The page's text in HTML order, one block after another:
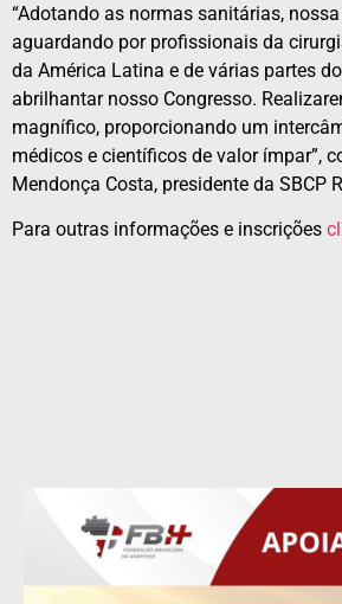
“Adotando as normas sanitárias,
aguardando por profissionais da
da América Latina e de várias partes
abrilhantar nosso Congresso.
magnífico, proporcionando um
médicos e científicos de valor ímpar”,
Mendonça Costa, presidente da SBCP
Para outras informações e inscrições